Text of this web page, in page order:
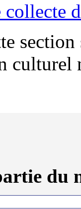
culturel
du